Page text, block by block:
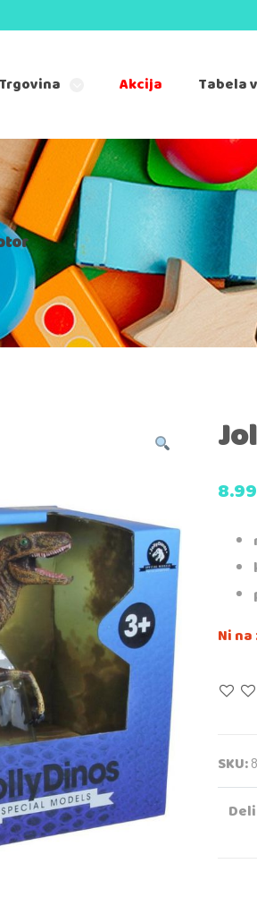
Akcija Tabela
8.99
Ni
SKU: